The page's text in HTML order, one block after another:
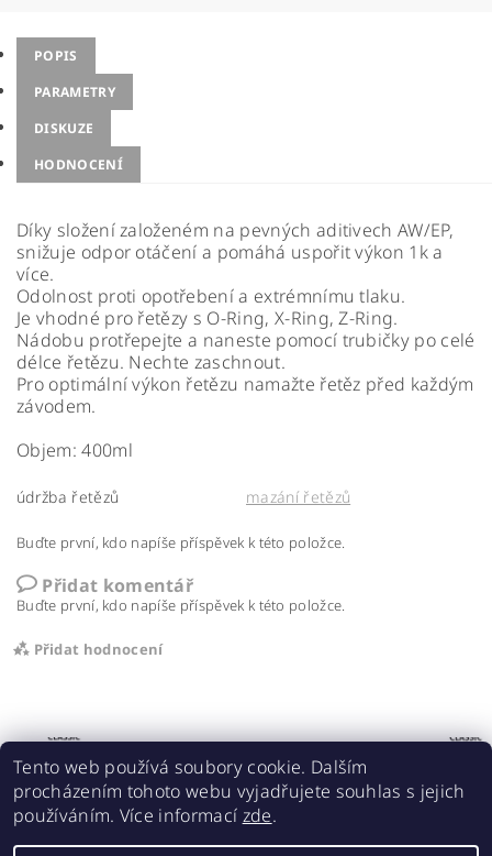
POPIS
PARAMETRY
DISKUZE
HODNOCENÍ
Díky složení založeném na pevných aditivech AW/EP,
snižuje odpor otáčení a pomáhá uspořit výkon 1k a
více.
Odolnost proti opotřebení a extrémnímu tlaku.
Je vhodné pro řetězy s O-Ring, X-Ring, Z-Ring.
Nádobu protřepejte a naneste pomocí trubičky po celé
délce řetězu. Nechte zaschnout.
Pro optimální výkon řetězu namažte řetěz před každým
závodem.
Objem: 400ml
údržba řetězů mazání řetězů
Buďte první, kdo napíše příspěvek k této položce.
Přidat komentář
Buďte první, kdo napíše příspěvek k této položce.
Přidat hodnocení
Acebikes bezpečná přeprava, parkování motocyklů a skútrů
Tento web používá soubory cookie. Dalším
procházením tohoto webu vyjadřujete souhlas s jejich
používáním. Více informací zde.